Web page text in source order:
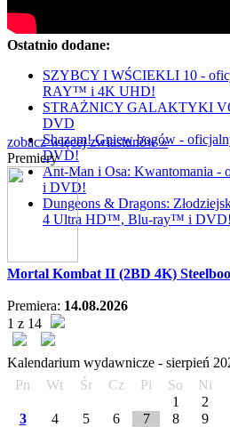
Ostatnio dodane:
SZYBCY I WŚCIEKLI 10 -
RAY™ i 4K UHD!
STRAŻNICY GALAKTYKI
DVD
Shazam! Gniew bogów -
DVD!
Ant-Man i Osa: Kwantomania
i DVD!
Dungeons & Dragons:
4 Ultra HD™, Blu-ray™ i DVD!
zobacz więcej zwiastunów »
Premiery
Mortal Kombat II (2BD 4K)
Premiera: 14.08.2026
1 z 14
Kalendarium wydawnicze - sierpień
Pn
Wt Śr Cz Pi So
Ni
1
2
3
4 5 6 7 8
9